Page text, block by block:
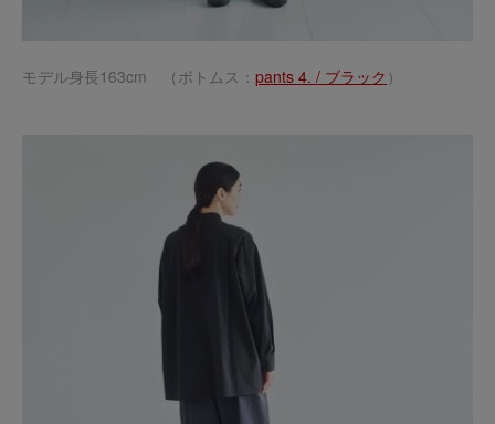
モデル身長163cm （ボトムス： pants 4. / ブラック ）